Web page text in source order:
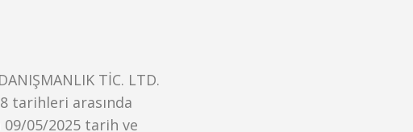
TİC. LTD.
tarihleri arasında
05/2025 tarih ve